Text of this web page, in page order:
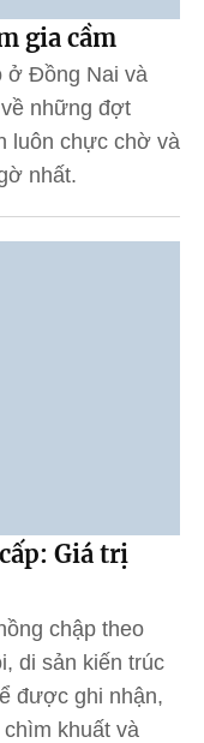
gia cầm
ở Đồng Nai và
những đợt
luôn chực chờ và
nhất.
Giá trị
chập theo
di sản kiến trúc
được ghi nhận,
khuất và